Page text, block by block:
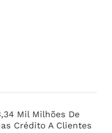
Mil Milhões De
Crédito A Clientes